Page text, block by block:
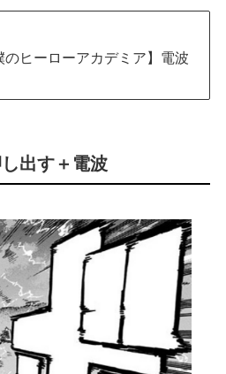
のヒーローアカデミア】電波
出す＋電波